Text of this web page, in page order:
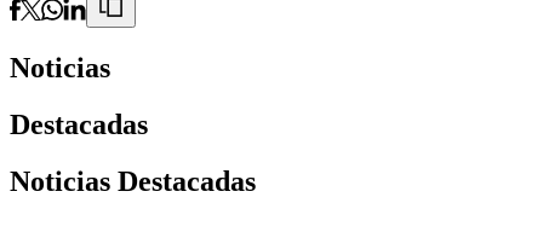
Noticias
Destacadas
Noticias Destacadas